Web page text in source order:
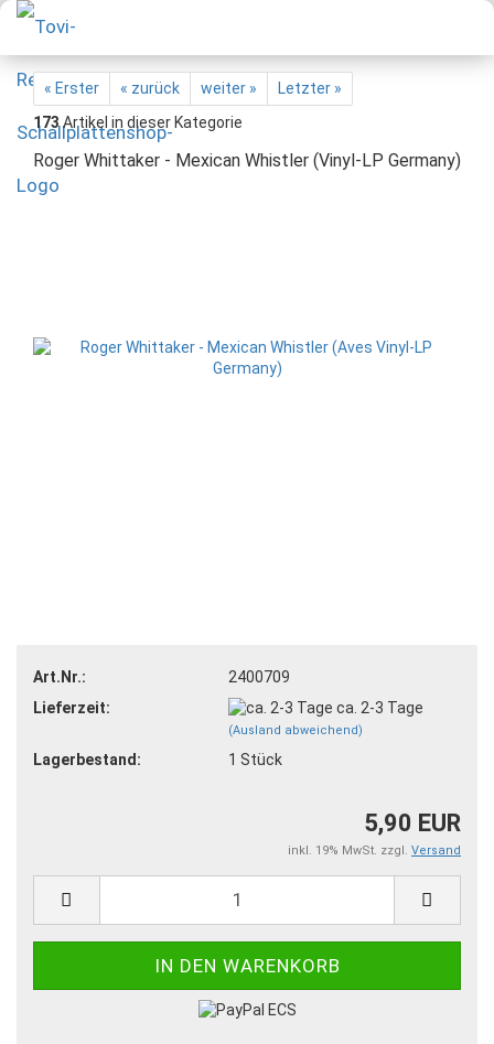
« Erster « zurück weiter »
Letzter »
173Artikel in dieser Kategorie
Roger Whittaker - Mexican Whistler (Vinyl-LP Germany)
Art.Nr.:
2400709
Lieferzeit:
ca. 2-3 Tage
(Ausland abweichend)
Lagerbestand: 1 Stück
5,90 EUR
inkl. 19% MwSt. zzgl. Versand